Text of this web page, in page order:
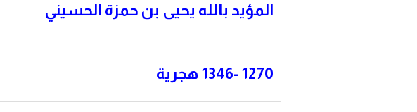
المؤيد بالله يحيى بن حمزة الحسيني
1270 -1346 هجرية